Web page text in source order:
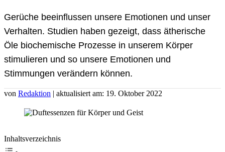
Gerüche beeinflussen unsere Emotionen und unser
Verhalten. Studien haben gezeigt, dass ätherische
Öle biochemische Prozesse in unserem Körper
stimulieren und so unsere Emotionen und
Stimmungen verändern können.
von Redaktion | aktualisiert am: 19. Oktober 2022
Inhaltsverzeichnis